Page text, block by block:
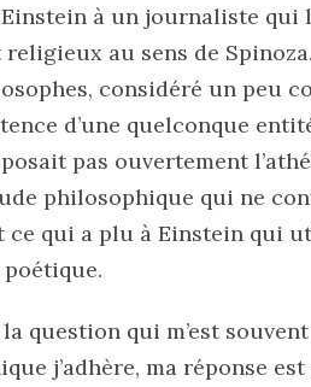
à un journaliste
au sens de
considéré un peu
d’une quelconque
pas ouvertement
philosophique qui ne
ce qui a plu à Einstein qui
question qui m’est
j’adhère, ma réponse est